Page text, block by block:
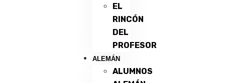
EL
RINCÓN
DEL
PROFESOR
ALEMÁN
ALUMNOS